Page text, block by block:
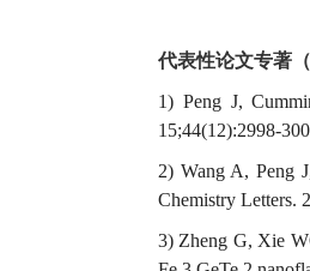
代表性论文专著
1) Peng J,
15;44(12):2998-
2) Wang A, Peng
Chemistry Letters.
3) Zheng G, Xie